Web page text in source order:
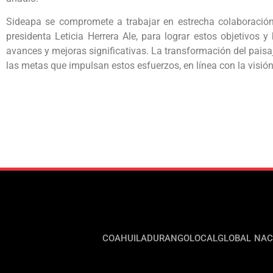
Sideapa se compromete a trabajar en estrecha
presidenta Leticia Herrera Ale, para lograr estos objetivos
avances y mejoras significativas. La transformación del
las metas que impulsan estos esfuerzos, en línea con la
COAHUILADURANGOLOCALGLOBAL